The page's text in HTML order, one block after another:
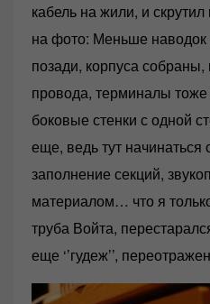
кабель на жили, и скрутил
на фото: Меньше
позади, корпуса
провода, терминалы тоже
боковые стенки с одной
еще, ведь тут начинаться
заполнение секций,
материалом… что я
труба Войта,
еще ‘’гудеж’’,